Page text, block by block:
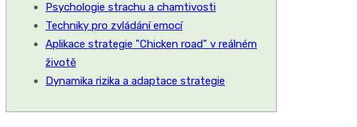
Psychologie strachu a chamtivosti
Techniky pro zvládání emocí
Aplikace strategie "Chicken road" v reálném
životě
Dynamika rizika a adaptace strategie